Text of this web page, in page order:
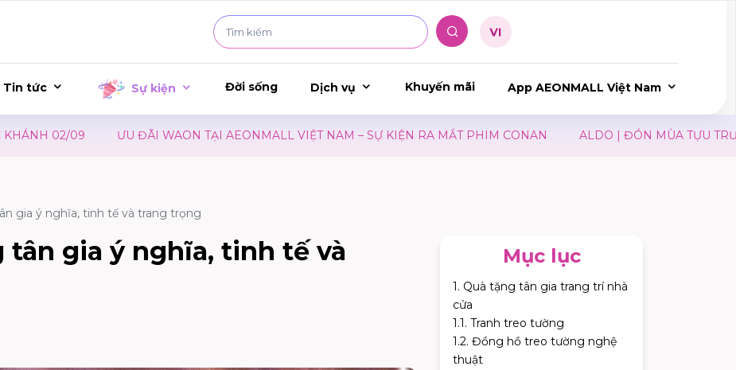
Tin tức Sự kiện Đời sống Dịch vụ Khuyến mãi App AEONMALL Việt Nam
ƯU ĐÃI WAON TẠI AEONMALL VIỆT NAM – SỰ KIỆN RA MẮT PHIM CONAN ALDO | ĐÓN MÙA TỰU TRƯỜNG JIN I
gia ý nghĩa, tinh tế và trang trọng
tân gia ý nghĩa, tinh tế và
Mục lục
1. Quà tặng tân gia trang trí nhà
cửa
1.1. Tranh treo tường
1.2. Đồng hồ treo tường nghệ
thuật